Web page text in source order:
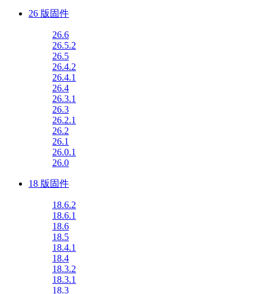
26 版固件
26.6
26.5.2
26.5
26.4.2
26.4.1
26.4
26.3.1
26.3
26.2.1
26.2
26.1
26.0.1
26.0
18 版固件
18.6.2
18.6.1
18.6
18.5
18.4.1
18.4
18.3.2
18.3.1
18.3